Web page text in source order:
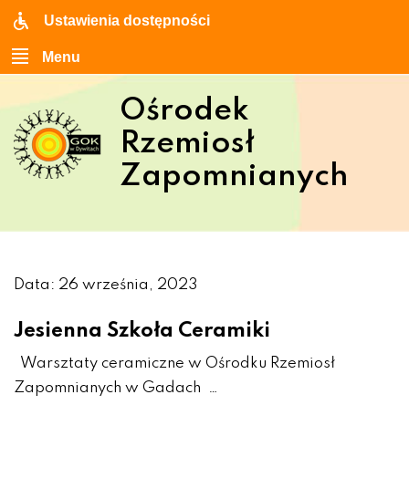
Ustawienia dostępności
Menu
Ośrodek
Rzemiosł
Zapomnianych
Data: 26 września, 2023
Jesienna Szkoła Ceramiki
Warsztaty ceramiczne w Ośrodku Rzemiosł
Zapomnianych w Gadach …